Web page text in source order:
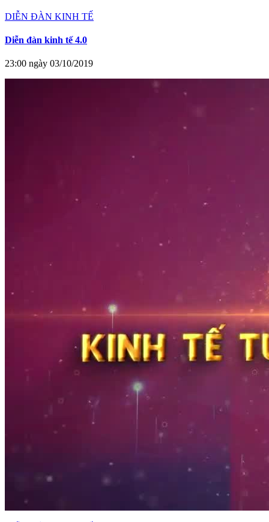
DIỄN ĐÀN KINH TẾ
Diễn đàn kinh tế 4.0
23:00 ngày 03/10/2019